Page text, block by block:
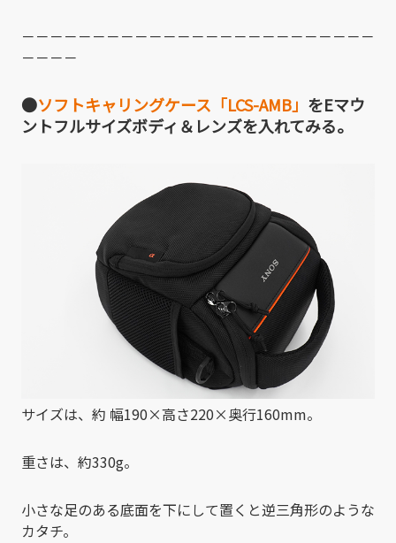
－－－－－－－－－－－－－－－－－－－－－－－－－
－－－－
●ソフトキャリングケース「LCS-AMB」 をEマウ
ントフルサイズボディ＆レンズを入れてみる。
サイズは、約 幅190×高さ220×奥行160mm。
重さは、約330g。
小さな足のある底面を下にして置くと逆三角形のような
カタチ。